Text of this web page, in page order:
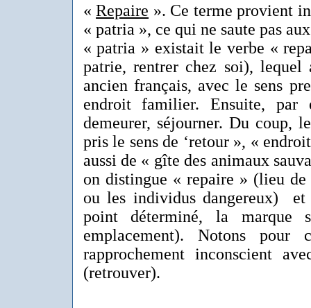
«Repaire ». Ce terme provient
« patria », ce qui ne saute pas
« patria » existait le verbe «
patrie, rentrer chez soi), lequel
ancien français, avec le sens
endroit familier. Ensuite,
demeurer, séjourner. Du coup,
pris le sens de ‘retour », «
aussi de « gîte des animaux
on distingue « repaire » (lieu
ou les individus dangereux)
point déterminé, la marque
emplacement). Notons
rapprochement inconscient
(retrouver).